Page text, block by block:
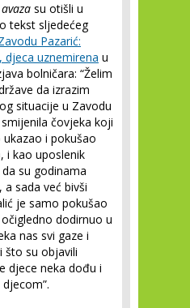
su otišli u
tekst sljedećeg
Pazarić:
djeca uznemirena u
bolničara: “Želim
da izrazim
situacije u Zavodu
čovjeka koji
i pokušao
i kao uposlenik
su godinama
sada već bivši
je samo pokušao
dodirnuo u
nas svi gaze i
što su objavili
djece neka dođu i